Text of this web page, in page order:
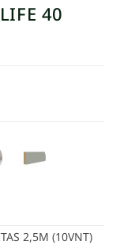
40
2,5M (10VNT)